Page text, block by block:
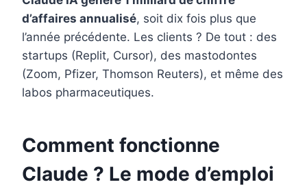
d’affaires annualisé, soit dix fois plus que
l’année précédente. Les clients ? De tout : des
startups (Replit, Cursor), des mastodontes
(Zoom, Pfizer, Thomson Reuters), et même des
labos pharmaceutiques.
Comment fonctionne
Claude ? Le mode d’emploi